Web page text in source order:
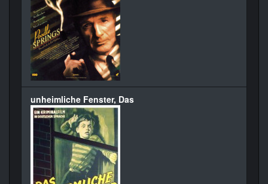
unheimliche Fenster, Das